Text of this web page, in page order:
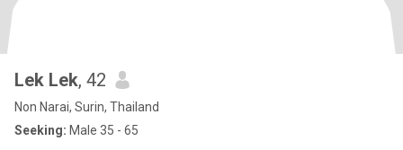
Lek Lek, 42
Non Narai, Surin, Thailand
Seeking: Male 35 - 65